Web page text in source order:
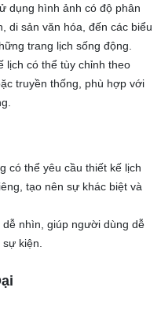
dụng hình ảnh có độ phân
di sản văn hóa, đến các biểu
trang lịch sống động.
lịch có thể tùy chỉnh theo
truyền thống, phù hợp với
có thể yêu cầu thiết kế lịch
tạo nên sự khác biệt và
dễ nhìn, giúp người dùng dễ
kiện.